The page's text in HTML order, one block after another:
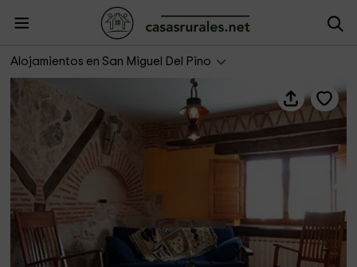
Alojamientos en San Miguel Del Pino